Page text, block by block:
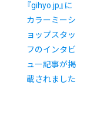
『gihyo.jp⁠』に
カラーミーシ
ョップスタッ
フのインタビ
ュー記事が掲
載されました